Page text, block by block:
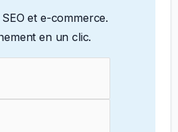
et e-commerce.
en un clic.